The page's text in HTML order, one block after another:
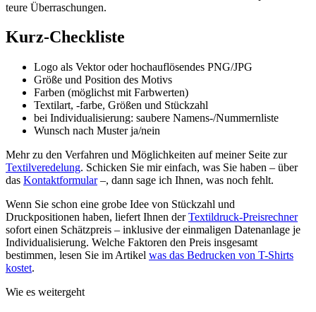
teure Überraschungen.
Kurz-Checkliste
Logo als Vektor oder hochauflösendes PNG/JPG
Größe und Position des Motivs
Farben (möglichst mit Farbwerten)
Textilart, -farbe, Größen und Stückzahl
bei Individualisierung: saubere Namens-/Nummernliste
Wunsch nach Muster ja/nein
Mehr zu den Verfahren und Möglichkeiten auf meiner Seite zur
Textilveredelung. Schicken Sie mir einfach, was Sie haben – über
das Kontaktformular–, dann sage ich Ihnen, was noch fehlt.
Wenn Sie schon eine grobe Idee von Stückzahl und
Druckpositionen haben, liefert Ihnen derTextildruck-Preisrechner
sofort einen Schätzpreis – inklusive der einmaligen Datenanlage je
Individualisierung. Welche Faktoren den Preis insgesamt
bestimmen, lesen Sie im Artikel was das Bedrucken von T-Shirts
kostet.
Wie es weitergeht